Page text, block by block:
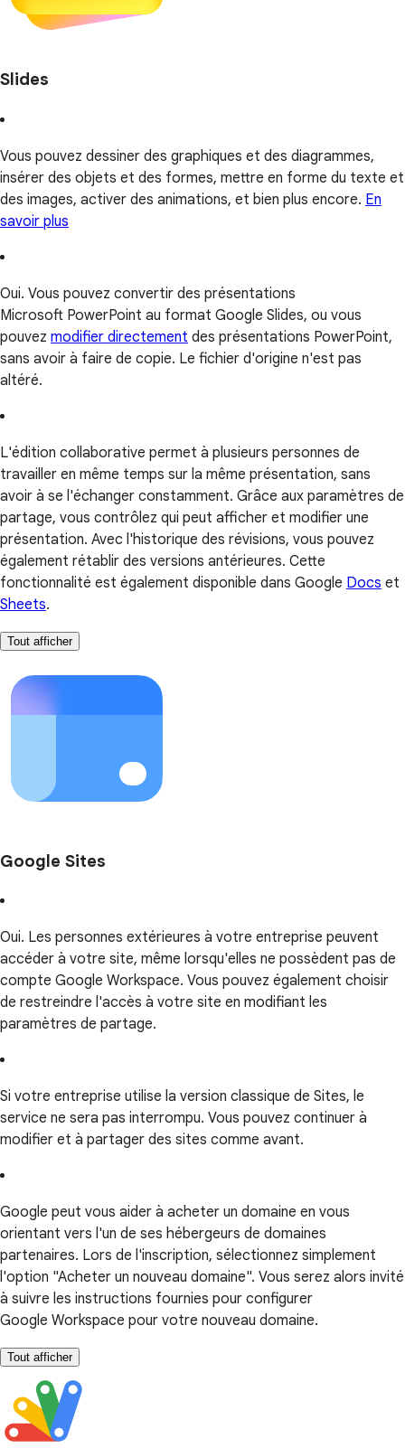
Slides
Vous pouvez dessiner des graphiques et des diagrammes,
insérer des objets et des formes, mettre en forme du texte et
des images, activer des animations, et bien plus encore. En
savoir plus
Oui. Vous pouvez convertir des présentations
Microsoft PowerPoint au format Google Slides, ou vous
pouvez modifier directement des présentations PowerPoint,
sans avoir à faire de copie. Le fichier d'origine n'est pas
altéré.
L'édition collaborative permet à plusieurs personnes de
travailler en même temps sur la même présentation, sans
avoir à se l'échanger constamment. Grâce aux paramètres de
partage, vous contrôlez qui peut afficher et modifier une
présentation. Avec l'historique des révisions, vous pouvez
également rétablir des versions antérieures. Cette
fonctionnalité est également disponible dans Google Docs et
Sheets.
Tout afficher
Google Sites
Oui. Les personnes extérieures à votre entreprise peuvent
accéder à votre site, même lorsqu'elles ne possèdent pas de
compte Google Workspace. Vous pouvez également choisir
de restreindre l'accès à votre site en modifiant les
paramètres de partage.
Si votre entreprise utilise la version classique de Sites, le
service ne sera pas interrompu. Vous pouvez continuer à
modifier et à partager des sites comme avant.
Google peut vous aider à acheter un domaine en vous
orientant vers l'un de ses hébergeurs de domaines
partenaires. Lors de l'inscription, sélectionnez simplement
l'option "Acheter un nouveau domaine". Vous serez alors invité
à suivre les instructions fournies pour configurer
Google Workspace pour votre nouveau domaine.
Tout afficher